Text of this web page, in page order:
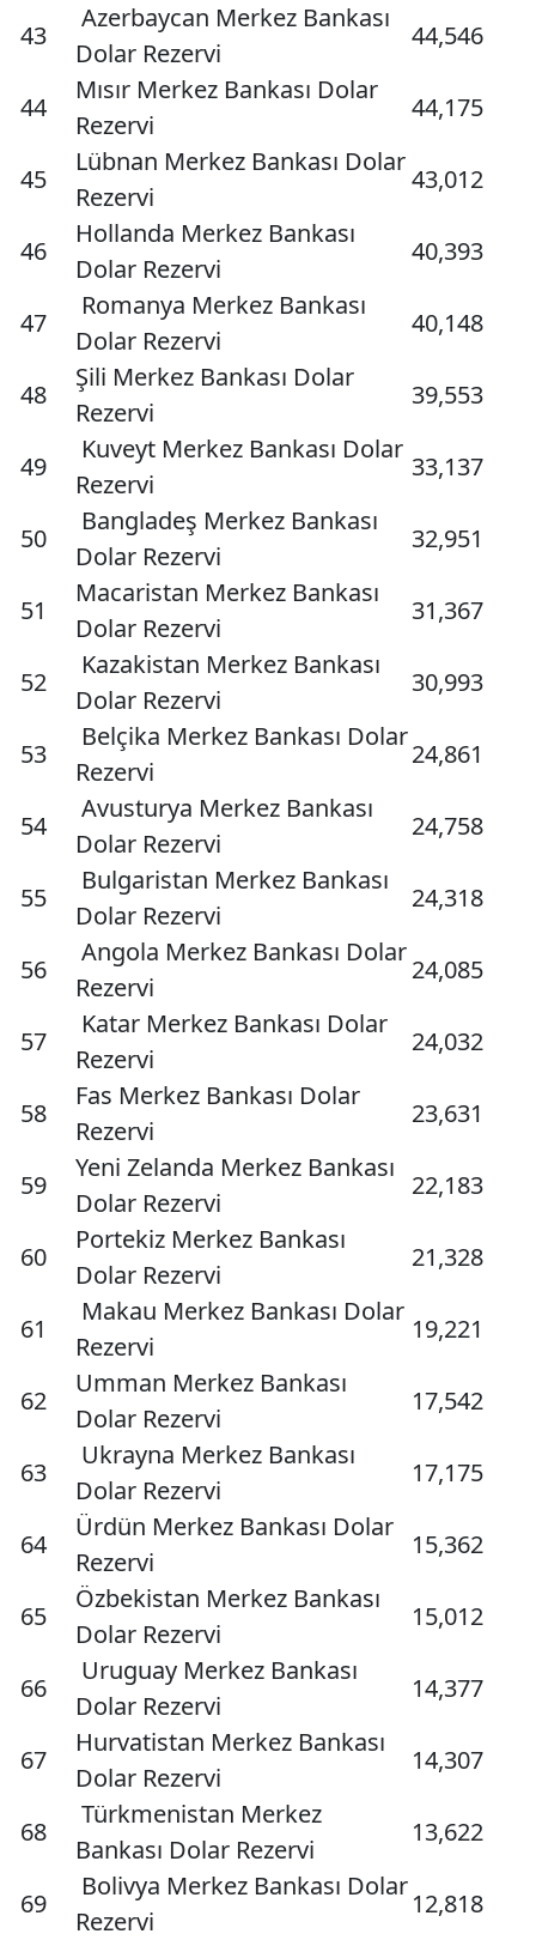
43
Azerbaycan Merkez Bankası
Dolar Rezervi
44,546
44
Mısır Merkez Bankası Dolar
Rezervi
44,175
45
Lübnan Merkez Bankası Dolar
Rezervi
43,012
46
Hollanda Merkez Bankası
Dolar Rezervi
40,393
47
Romanya Merkez Bankası
Dolar Rezervi
40,148
48
Şili Merkez Bankası Dolar
Rezervi
39,553
49
Kuveyt Merkez Bankası Dolar
Rezervi
33,137
50
Bangladeş Merkez Bankası
Dolar Rezervi
32,951
51
Macaristan Merkez Bankası
Dolar Rezervi
31,367
52
Kazakistan Merkez Bankası
Dolar Rezervi
30,993
53
Belçika Merkez Bankası Dolar
Rezervi
24,861
54
Avusturya Merkez Bankası
Dolar Rezervi
24,758
55
Bulgaristan Merkez Bankası
Dolar Rezervi
24,318
56
Angola Merkez Bankası Dolar
Rezervi
24,085
57
Katar Merkez Bankası Dolar
Rezervi
24,032
58
Fas Merkez Bankası Dolar
Rezervi
23,631
59
Yeni Zelanda Merkez Bankası
Dolar Rezervi
22,183
60
Portekiz Merkez Bankası
Dolar Rezervi
21,328
61
Makau Merkez Bankası Dolar
Rezervi
19,221
62
Umman Merkez Bankası
Dolar Rezervi
17,542
63
Ukrayna Merkez Bankası
Dolar Rezervi
17,175
64
Ürdün Merkez Bankası Dolar
Rezervi
15,362
65
Özbekistan Merkez Bankası
Dolar Rezervi
15,012
66
Uruguay Merkez Bankası
Dolar Rezervi
14,377
67
Hurvatistan Merkez Bankası
Dolar Rezervi
14,307
68
Türkmenistan Merkez
Bankası Dolar Rezervi
13,622
69
Bolivya Merkez Bankası Dolar
Rezervi
12,818